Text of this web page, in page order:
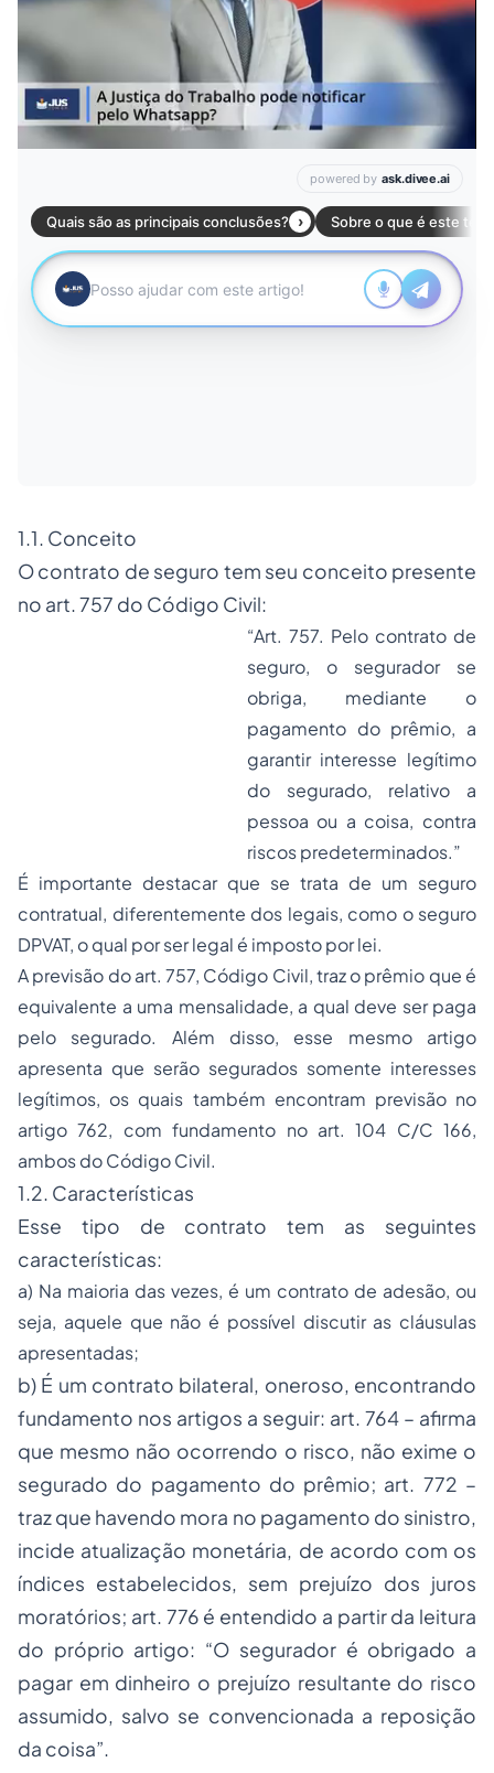
1.1. Conceito
O contrato de seguro tem seu conceito presente
no art. 757 do Código Civil:
“Art. 757. Pelo contrato de
seguro, o segurador se
obriga, mediante o
pagamento do prêmio, a
garantir interesse legítimo
do segurado, relativo a
pessoa ou a coisa, contra
riscos predeterminados.”
É importante destacar que se trata de um seguro
contratual, diferentemente dos legais, como o seguro
DPVAT, o qual por ser legal é imposto por lei.
A previsão do art. 757, Código Civil, traz o prêmio que é
equivalente a uma mensalidade, a qual deve ser paga
pelo segurado. Além disso, esse mesmo artigo
apresenta que serão segurados somente interesses
legítimos, os quais também encontram previsão no
artigo 762, com fundamento no art. 104 C/C 166,
ambos do Código Civil.
1.2. Características
Esse tipo de contrato tem as seguintes
características:
a) Na maioria das vezes, é um contrato de adesão, ou
seja, aquele que não é possível discutir as cláusulas
apresentadas;
b) É um contrato bilateral, oneroso, encontrando
fundamento nos artigos a seguir: art. 764 – afirma
que mesmo não ocorrendo o risco, não exime o
segurado do pagamento do prêmio; art. 772 –
traz que havendo mora no pagamento do sinistro,
incide atualização monetária, de acordo com os
índices estabelecidos, sem prejuízo dos juros
moratórios; art. 776 é entendido a partir da leitura
do próprio artigo: “O segurador é obrigado a
pagar em dinheiro o prejuízo resultante do risco
assumido, salvo se convencionada a reposição
da coisa”.